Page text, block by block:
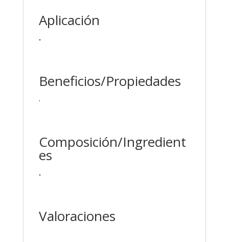
Aplicación
.
Beneficios/Propiedades
.
Composición/Ingredient
es
.
Valoraciones